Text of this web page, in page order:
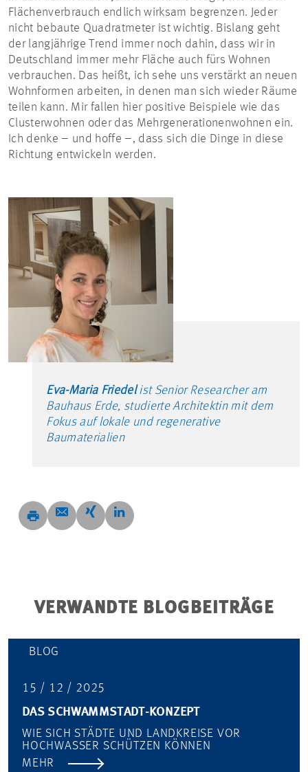
Flächenverbrauch endlich wirksam begrenzen. Jeder
nicht bebaute Quadratmeter ist wichtig. Bislang geht
der langjährige Trend immer noch dahin, dass wir in
Deutschland immer mehr Fläche auch fürs Wohnen
verbrauchen. Das heißt, ich sehe uns verstärkt an neuen
Wohnformen arbeiten, in denen man sich wieder Räume
teilen kann. Mir fallen hier positive Beispiele wie das
Clusterwohnen oder das Mehrgenerationenwohnen ein.
Ich denke – und hoffe –, dass sich die Dinge in diese
Richtung entwickeln werden.
Eva-Maria Friedelist Senior Researcher am
Bauhaus Erde, studierte Architektin mit dem
Fokus auf lokale und regenerative
Baumaterialien
VERWANDTE BLOGBEITRÄGE
BLOG
15 / 12 / 2025
DAS SCHWAMMSTADT-KONZEPT
WIE SICH STÄDTE UND LANDKREISE VOR
HOCHWASSER SCHÜTZEN KÖNNEN
MEHR